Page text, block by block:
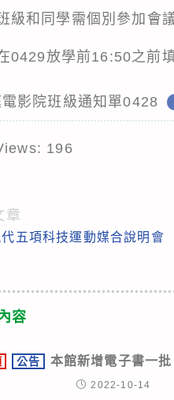
級和同學需個別參加會
0429放學前16:50之前
影院班級通知單0428
196
章
五項科技運動媒合說明會
容
公告 本館新增電子書一批
2022-10-14